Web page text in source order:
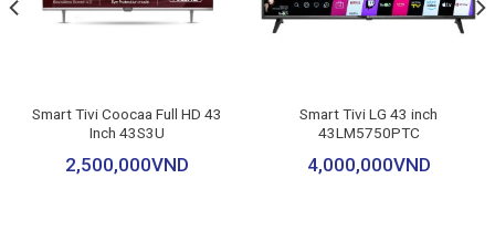
– Tinh năng Game Menu
– Giảm nhiễu XR Clear Image
– Tương thích chuẩn IMAX Enhanced
Smart Tivi Coocaa Full HD 43
Inch 43S3U
2,500,000VND
Smart Tivi LG 43 inch
43LM5750PTC
4,000,000VND